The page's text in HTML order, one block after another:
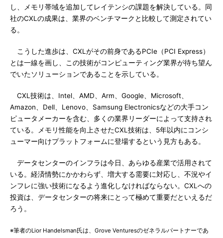
し、メモリ帯域を追加してレイテンシの課題を解決している。同
社のCXLの成果は、業界のベンチマークと比較して測定されてい
る。
こうした進歩は、CXLがその前身であるPCIe（PCI Express）
とは一線を画し、この技術がコンピューティング業界が待ち望ん
でいたソリューションであることを示している。
CXL技術は、Intel、AMD、Arm、Google、Microsoft、
Amazon、Dell、Lenovo、Samsung Electronicsなどの大手コン
ピュータメーカーを含む、多くの業界リーダーによって支持され
ている。メモリ性能を向上させたCXL技術は、5年以内にコンシ
ューマー向けプラットフォームに登場するという見方もある。
データセンターのインフラは今日、あらゆる産業で活用されて
いる。経済情勢にかかわらず、増大する需要に対応し、不況やイ
ンフレに強い技術になるよう進化しなければならない。CXLへの
投資は、データセンターの将来にとって極めて重要だといえるだ
ろう。
※筆者のLior Handelsman氏は、Grove Venturesのゼネラルパートナーであ